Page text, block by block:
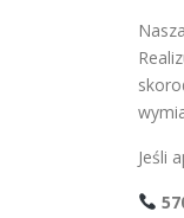
Jeśli